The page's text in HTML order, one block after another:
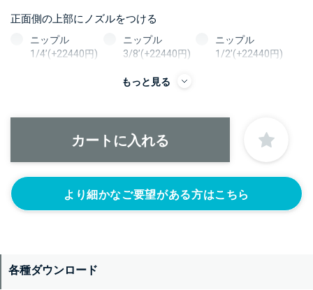
正面側の上部にノズルをつける
ニップル
1/4’(+22440円)
ニップル
3/8’(+22440円)
ニップル
1/2’(+22440円)
ソケット
3/8’(+22440円)
もっと見る
より細かなご要望がある方はこちら
各種ダウンロード